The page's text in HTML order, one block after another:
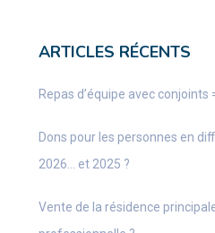
ARTICLES RÉCENTS
Repas d’équipe avec conjoints
Dons pour les personnes en
2026… et 2025 ?
Vente de la résidence